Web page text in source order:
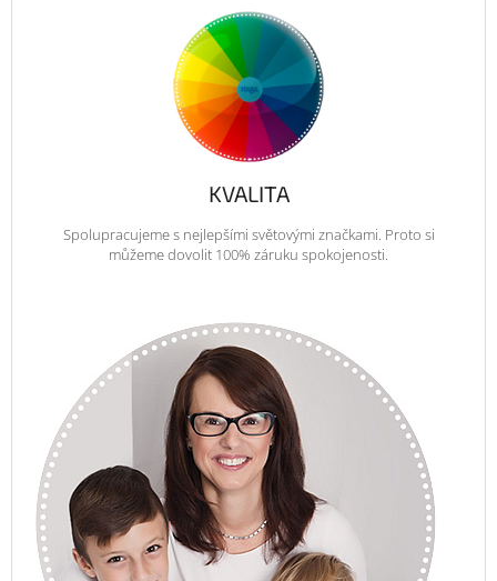
KVALITA
Spolupracujeme s nejlepšími světovými značkami. Proto si
můžeme dovolit 100% záruku spokojenosti.